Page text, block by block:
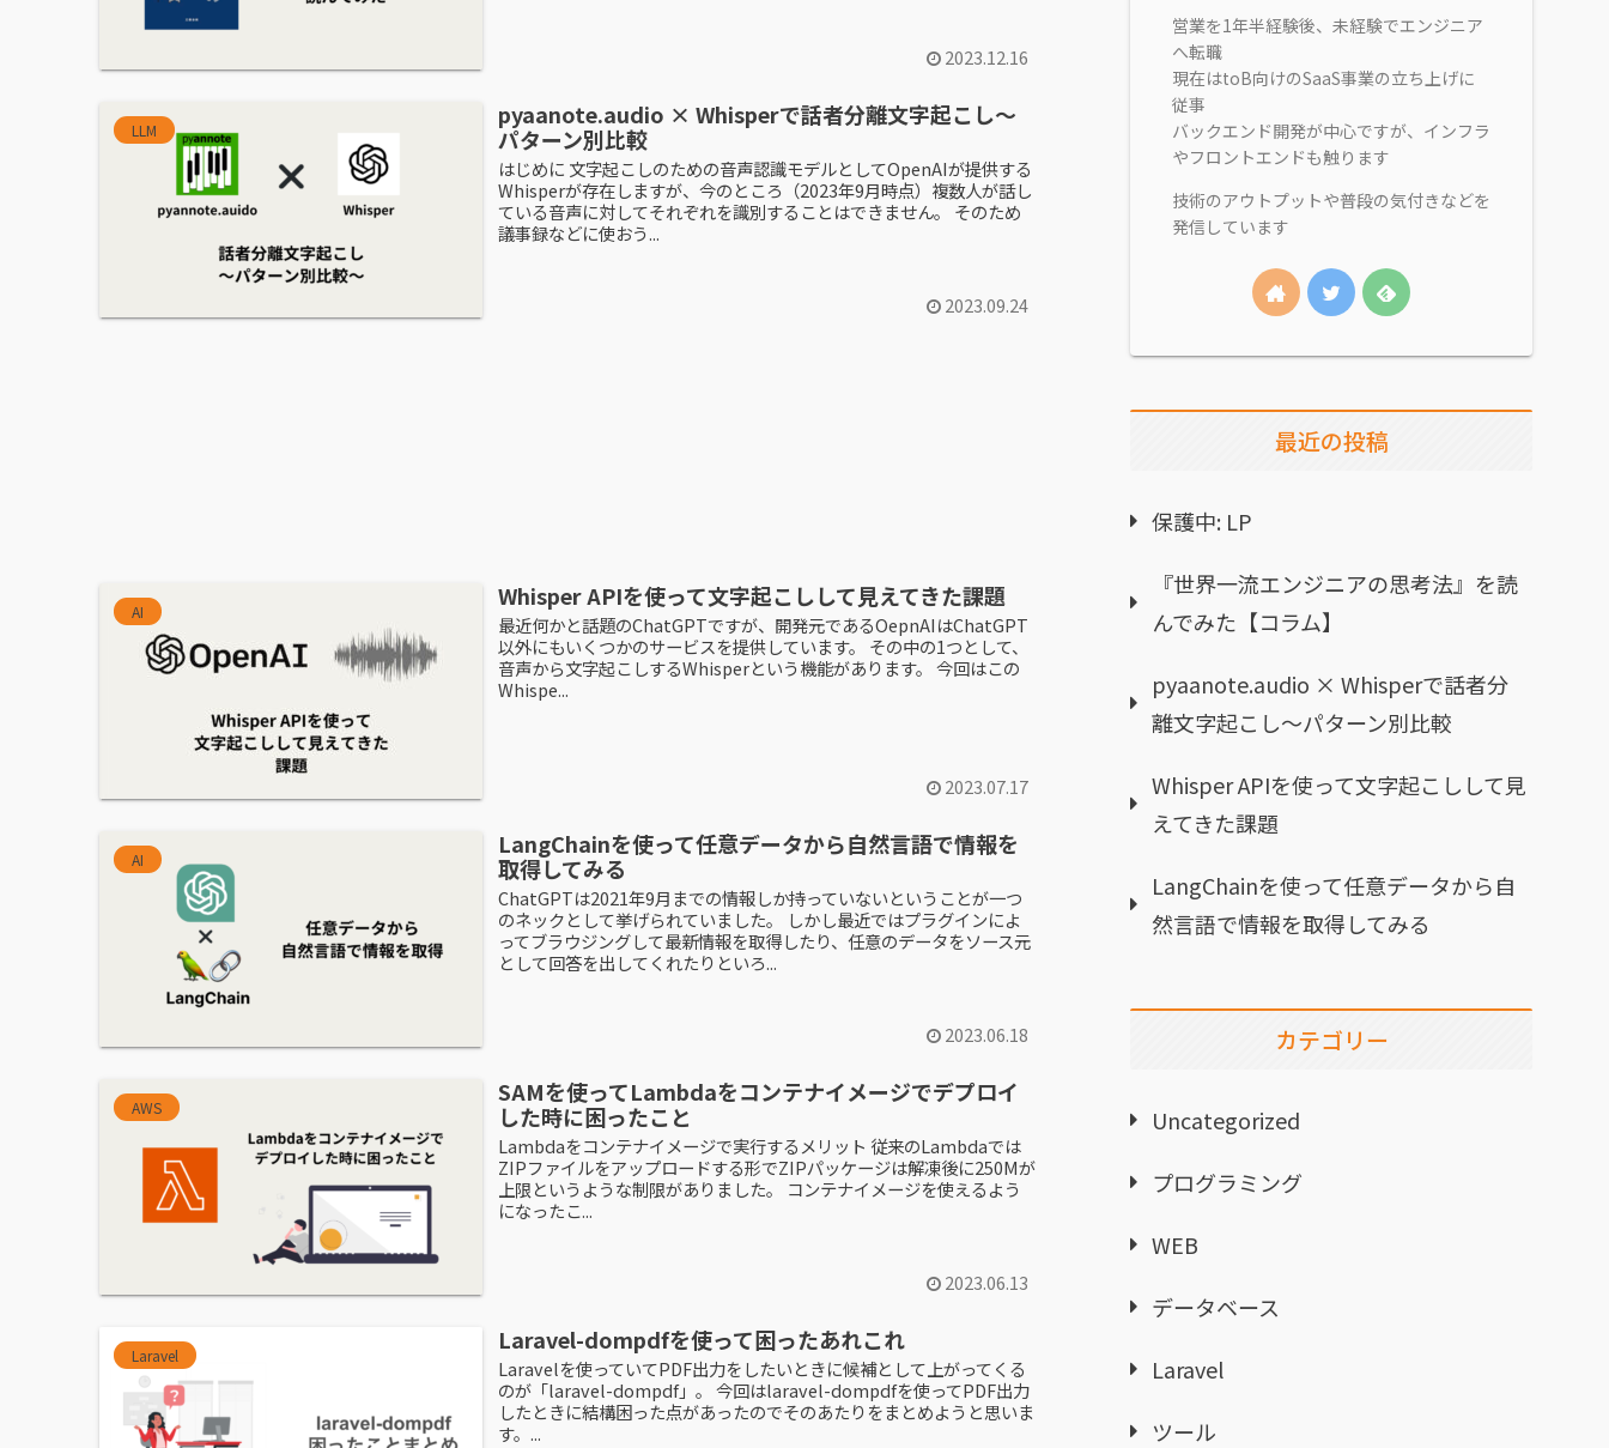
2023.12.16
LLM
pyaanote.audio × Whisperで話者分離文字起こし〜
パターン別比較
はじめに 文字起こしのための音声認識モデルとしてOpenAIが提供する
Whisperが存在しますが、今のところ（2023年9月時点）複数人が話し
ている音声に対してそれぞれを識別することはできません。 そのため
議事録などに使おう...
2023.09.24
AI
Whisper APIを使って文字起こしして見えてきた課題
最近何かと話題のChatGPTですが、開発元であるOepnAIはChatGPT
以外にもいくつかのサービスを提供しています。 その中の1つとして、
音声から文字起こしするWhisperという機能があります。 今回はこの
Whispe...
2023.07.17
AI
LangChainを使って任意データから自然言語で情報を
取得してみる
ChatGPTは2021年9月までの情報しか持っていないということが一つ
のネックとして挙げられていました。 しかし最近ではプラグインによ
ってブラウジングして最新情報を取得したり、任意のデータをソース元
として回答を出してくれたりといろ...
2023.06.18
AWS
SAMを使ってLambdaをコンテナイメージでデプロイ
した時に困ったこと
Lambdaをコンテナイメージで実行するメリット 従来のLambdaでは
ZIPファイルをアップロードする形でZIPパッケージは解凍後に250Mが
上限というような制限がありました。 コンテナイメージを使えるよう
になったこ...
2023.06.13
Laravel
Laravel-dompdfを使って困ったあれこれ
Laravelを使っていてPDF出力をしたいときに候補として上がってくる
のが「laravel-dompdf」。 今回はlaravel-dompdfを使ってPDF出力
したときに結構困った点があったのでそのあたりをまとめようと思いま
す。...
営業を1年半経験後、未経験でエンジニア
へ転職
現在はtoB向けのSaaS事業の立ち上げに
従事
バックエンド開発が中心ですが、インフラ
やフロントエンドも触ります
技術のアウトプットや普段の気付きなどを
発信しています
最近の投稿
保護中: LP
『世界一流エンジニアの思考法』を読
んでみた【コラム】
pyaanote.audio × Whisperで話者分
離文字起こし〜パターン別比較
Whisper APIを使って文字起こしして見
えてきた課題
LangChainを使って任意データから自
然言語で情報を取得してみる
カテゴリー
Uncategorized
プログラミング
WEB
データベース
Laravel
ツール